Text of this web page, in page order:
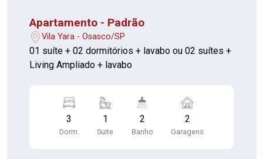
Apartamento - Padrão
Vila Yara - Osasco/SP
01 suíte + 02 dormitórios + lavabo ou 02 suítes +
Living Ampliado + lavabo
3
Dorm.
1
Suite
2
Banho
2
Garagens